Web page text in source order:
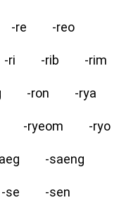
-re -reo
-ri -rib -rim
-ron -rya
-ryeom -ryo
-saeng
-se -sen